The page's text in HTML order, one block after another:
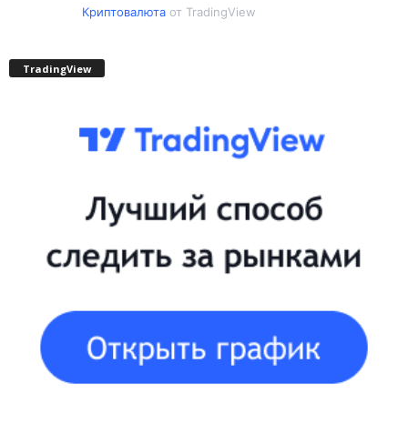
Криптовалютаот TradingView
TradingView